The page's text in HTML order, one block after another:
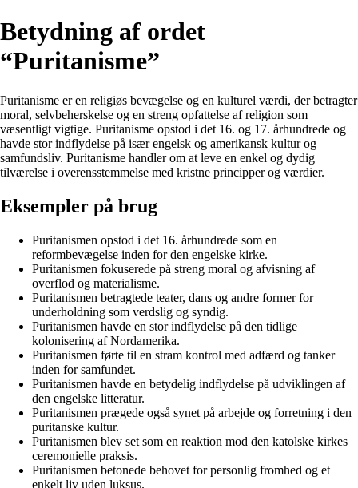
Betydning af ordet
“Puritanisme”
Puritanisme er en religiøs bevægelse og en kulturel værdi, der betragter
moral, selvbeherskelse og en streng opfattelse af religion som
væsentligt vigtige. Puritanisme opstod i det 16. og 17. århundrede og
havde stor indflydelse på især engelsk og amerikansk kultur og
samfundsliv. Puritanisme handler om at leve en enkel og dydig
tilværelse i overensstemmelse med kristne principper og værdier.
Eksempler på brug
Puritanismen opstod i det 16. århundrede som en
reformbevægelse inden for den engelske kirke.
Puritanismen fokuserede på streng moral og afvisning af
overflod og materialisme.
Puritanismen betragtede teater, dans og andre former for
underholdning som verdslig og syndig.
Puritanismen havde en stor indflydelse på den tidlige
kolonisering af Nordamerika.
Puritanismen førte til en stram kontrol med adfærd og tanker
inden for samfundet.
Puritanismen havde en betydelig indflydelse på udviklingen af
den engelske litteratur.
Puritanismen prægede også synet på arbejde og forretning i den
puritanske kultur.
Puritanismen blev set som en reaktion mod den katolske kirkes
ceremonielle praksis.
Puritanismen betonede behovet for personlig fromhed og et
enkelt liv uden luksus.